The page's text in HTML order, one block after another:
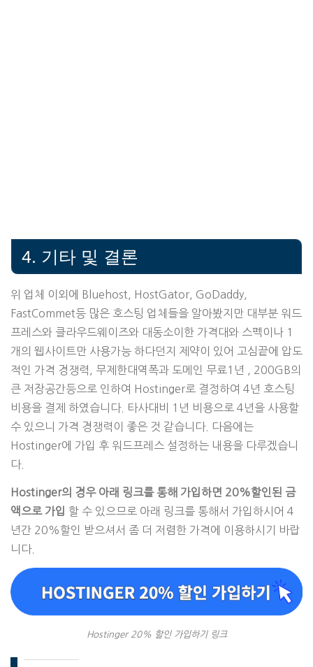
4. 기타 및 결론
위 업체 이외에 Bluehost, HostGator, GoDaddy,
FastCommet등 많은 호스팅 업체들을 알아봤지만 대부분 워드
프레스와 클라우드웨이즈와 대동소이한 가격대와 스펙이나 1
개의 웹사이트만 사용가능 하다던지 제약이 있어 고심끝에 압도
적인 가격 경쟁력, 무제한대역폭과 도메인 무료1년 , 200GB의
큰 저장공간등으로 인하여 Hostinger로 결정하여 4년 호스팅
비용을 결제 하였습니다. 타사대비 1년 비용으로 4년을 사용할
수 있으니 가격 경쟁력이 좋은 것 같습니다. 다음에는
Hostinger에 가입 후 워드프레스 설정하는 내용을 다루겠습니
다.
Hostinger의 경우 아래 링크를 통해 가입하면 20%할인된 금
액으로 가입 할 수 있으므로 아래 링크를 통해서 가입하시어 4
년간 20%할인 받으셔서 좀 더 저렴한 가격에 이용하시기 바랍
니다.
Hostinger 20% 할인 가입하기 링크